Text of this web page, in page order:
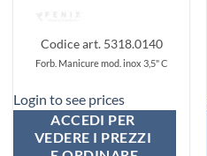
Codice art. 5318.0140
Forb. Manicure mod. inox 3,5" C
Login to see prices
ACCEDI PER
VEDERE I PREZZI